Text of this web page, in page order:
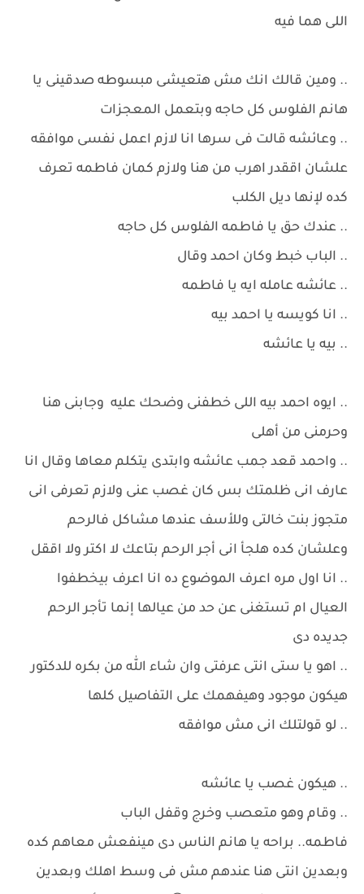
اللى هما فيه
.. ومين قالك انك مش هتعيشى مبسوطه صدقينى يا
هانم الفلوس كل حاجه وبتعمل المعجزات
.. وعائشه قالت فى سرها انا لازم اعمل نفسى موافقه
علشان اققدر اهرب من هنا ولازم كمان فاطمه تعرف
كده لإنها ديل الكلب
.. عندك حق يا فاطمه الفلوس كل حاجه
.. الباب خبط وكان احمد وقال
.. عائشه عامله ايه يا فاطمه
.. انا كويسه يا احمد بيه
.. بيه يا عائشه
.. ايوه احمد بيه اللى خطفنى وضحك عليه وجابنى هنا
وحرمنى من أهلى
.. واحمد قعد جمب عائشه وابتدى يتكلم معاها وقال انا
عارف انى ظلمتك بس كان غصب عنى ولازم تعرفى انى
متجوز بنت خالتى وللأسف عندها مشاكل فالرحم
وعلشان كده هلجأ انى أجر الرحم بتاعك لا اكتر ولا اققل
.. انا اول مره اعرف الموضوع ده انا اعرف بيخطفوا
العيال ام تستغنى عن حد من عيالها إنما تأجر الرحم
جديده دى
.. اهو يا ستى انتى عرفتى وان شاء الله من بكره للدكتور
هيكون موجود وهيفهمك على التفاصيل كلها
.. لو قولتلك انى مش موافقه
.. هيكون غصب يا عائشه
.. وقام وهو متعصب وخرج وقفل الباب
فاطمه.. براحه يا هانم الناس دى مينفعش معاهم كده
وبعدين انتى هنا عندهم مش فى وسط اهلك وبعدين